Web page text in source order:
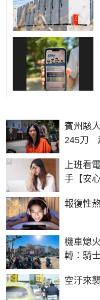
賓州駭
245刀
上班看
手【安
PR
報復性
PR
機車熄
轉：騎
空汙來
PR